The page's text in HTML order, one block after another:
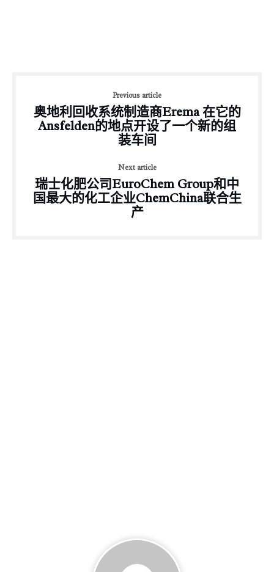
Previous article
奥地利回收系统制造商Erema 在它的
Ansfelden的地点开设了一个新的组
装车间
Next article
瑞士化肥公司EuroChem Group和中
国最大的化工企业ChemChina联合生
产